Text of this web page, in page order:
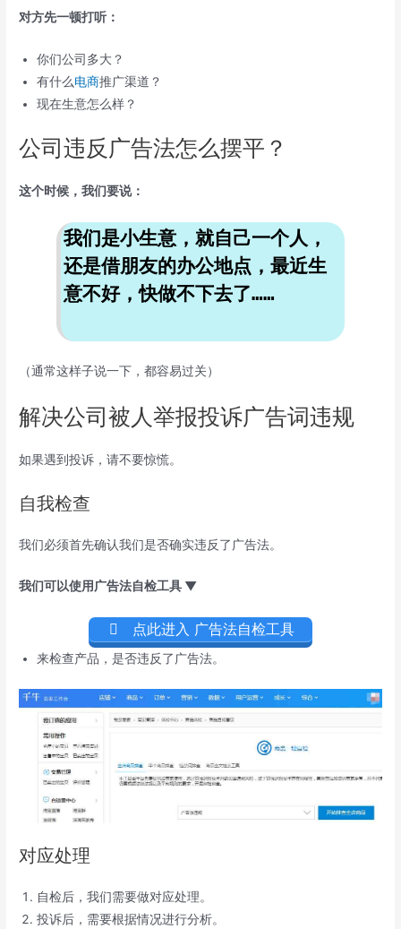
对方先一顿打听：
你们公司多大？
有什么电商推广渠道？
现在生意怎么样？
公司违反广告法怎么摆平？
这个时候，我们要说：
我们是小生意，就自己一个人，
还是借朋友的办公地点，最近生
意不好，快做不下去了……
（通常这样子说一下，都容易过关）
解决公司被人举报投诉广告词违规
如果遇到投诉，请不要惊慌。
自我检查
我们必须首先确认我们是否确实违反了广告法。
我们可以使用广告法自检工具 ▼
点此进入 广告法自检工具
来检查产品，是否违反了广告法。
对应处理
自检后，我们需要做对应处理。
投诉后，需要根据情况进行分析。